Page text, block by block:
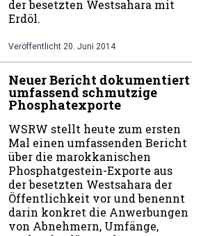
der besetzten Westsahara mit
Erdöl.
Veröffentlicht 20. Juni 2014
Neuer Bericht dokumentiert
umfassend schmutzige
Phosphatexporte
WSRW stellt heute zum ersten
Mal einen umfassenden Bericht
über die marokkanischen
Phosphatgestein-Exporte aus
der besetzten Westsahara der
Öffentlichkeit vor und benennt
darin konkret die Anwerbungen
von Abnehmern, Umfänge,